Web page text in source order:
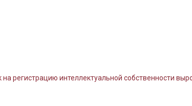
регистрацию интеллектуальной собственности